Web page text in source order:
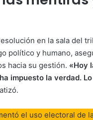
en la sala del
político y humano,
hacia su gestión. «Hoy
impuesto la verdad.
el uso electoral de